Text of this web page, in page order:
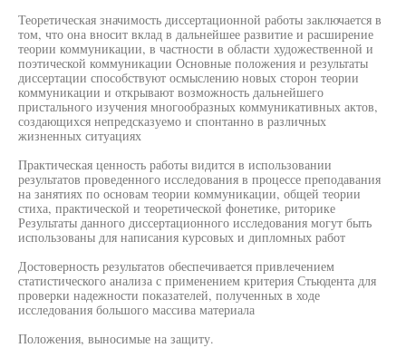
Теоретическая значимость диссертационной работы заключается в
том, что она вносит вклад в дальнейшее развитие и расширение
теории коммуникации, в частности в области художественной и
поэтической коммуникации Основные положения и результаты
диссертации способствуют осмыслению новых сторон теории
коммуникации и открывают возможность дальнейшего
пристального изучения многообразных коммуникативных актов,
создающихся непредсказуемо и спонтанно в различных
жизненных ситуациях
Практическая ценность работы видится в использовании
результатов проведенного исследования в процессе преподавания
на занятиях по основам теории коммуникации, общей теории
стиха, практической и теоретической фонетике, риторике
Результаты данного диссертационного исследования могут быть
использованы для написания курсовых и дипломных работ
Достоверность результатов обеспечивается привлечением
статистического анализа с применением критерия Стьюдента для
проверки надежности показателей, полученных в ходе
исследования большого массива материала
Положения, выносимые на защиту.